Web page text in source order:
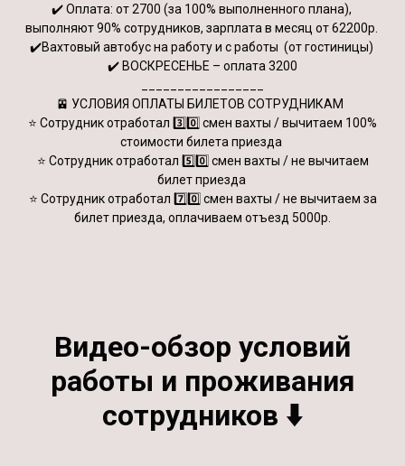
✔️ Оплата: от 2700 (за 100% выполненного плана),
выполняют 90% сотрудников, зарплата в месяц от 62200р.
✔️Вахтовый автобус на работу и с работы (от гостиницы)
✔️ ВОСКРЕСЕНЬЕ – оплата 3200
🚈 УСЛОВИЯ ОПЛАТЫ БИЛЕТОВ СОТРУДНИКАМ
⭐️ Сотрудник отработал 3️⃣0️⃣ смен вахты / вычитаем 100%
стоимости билета приезда
⭐️ Сотрудник отработал 5️⃣0️⃣ смен вахты / не вычитаем
билет приезда
⭐️ Сотрудник отработал 7️⃣0️⃣ смен вахты / не вычитаем за
билет приезда, оплачиваем отъезд 5000р.
Видео-обзор условий
работы и проживания
сотрудников ⬇️